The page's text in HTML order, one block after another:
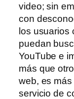
video; sin
con
los usuarios
puedan
YouTube e
más que
web, es
servicio de